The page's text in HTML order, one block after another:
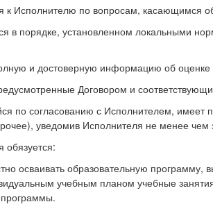
к Исполнителю по вопросам, касающимся
в порядке, установленном локальными
и достоверную информацию об оценке
Договором и
по согласованию с Исполнителем, имеет
уведомив Исполнителя не менее
осваивать образовательную
учебным планом учебные